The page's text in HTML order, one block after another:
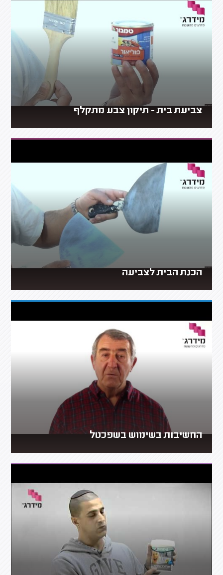
צביעת בית - תיקון צבע מתקלף
הכנת הבית לצביעה
החשיבות בשימוש בשפכטל